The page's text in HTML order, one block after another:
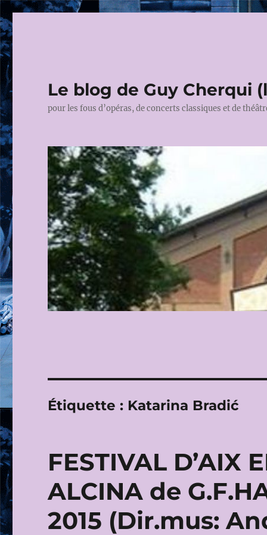
Le blog de Guy Cherqui
pour les fous d’opéras, de concerts classiques et de
Étiquette : Katarina Bradić
FESTIVAL D’AIX
ALCINA de
2015 (Dir.mus: